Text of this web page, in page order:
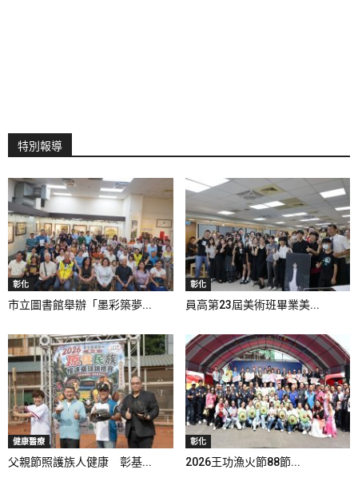
特別報導
彰化
市立圖書館舉辦「墨彩築夢...
彰化
員高第23屆美術班畢業美...
健康醫療
父親節照護族人健康 彰基...
彰化
2026王功漁火節88節...